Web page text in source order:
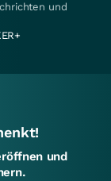
und
und